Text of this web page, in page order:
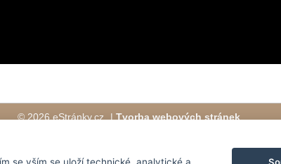
© 2026 eStránky.cz | Tvorba webových stránek